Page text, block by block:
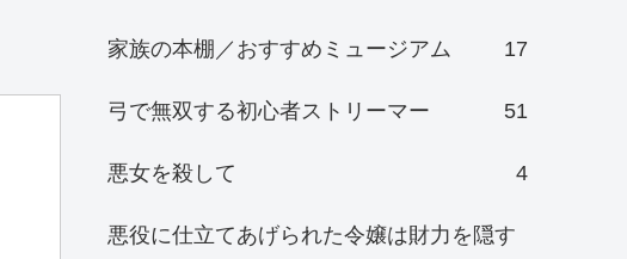
家族の本棚／おすすめミュージアム 17
弓で無双する初心者ストリーマー 51
悪女を殺して 4
悪役に仕立てあげられた令嬢は財力を隠す